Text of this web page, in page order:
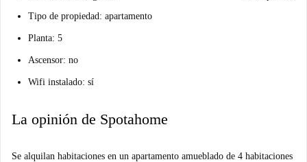
Tipo de propiedad: apartamento
Planta: 5
Ascensor: no
Wifi instalado: sí
La opinión de Spotahome
Se alquilan habitaciones en un apartamento amueblado de 4 habitaciones